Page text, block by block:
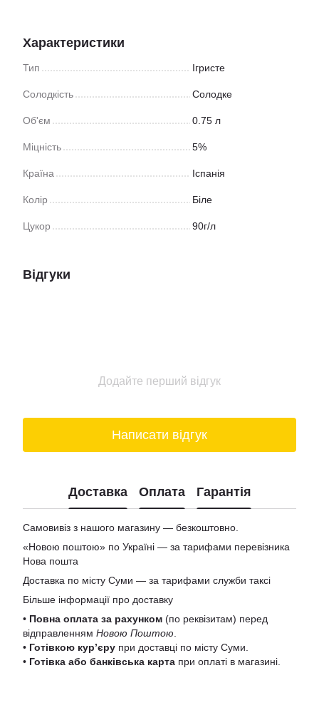
Характеристики
Тип Ігристе
Солодкість Солодке
Об'єм 0.75 л
Міцність 5%
Країна Іспанія
Колір Біле
Цукор 90г/л
Відгуки
Додайте перший відгук
Написати відгук
Доставка Оплата Гарантія
Самовивіз з нашого магазину — безкоштовно.
«Новою поштою» по Україні — за тарифами перевізника
Нова пошта
Доставка по місту Суми — за тарифами служби таксі
Більше інформації про доставку
• Повна оплата за рахунком (по реквізитам) перед
відправленням Новою Поштою
• Готівкою кур’єру при доставці по місту Суми.
• Готівка або банківська карта при оплаті в магазині.